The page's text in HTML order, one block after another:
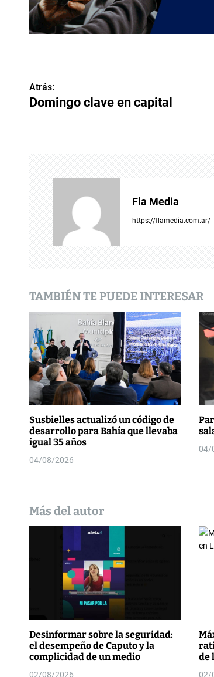
N
a
d
e
e
n
t
r
a
d
s
Atrás:
Domingo clave en capital
Fla Media
https://flamedia.com.ar/
TAMBIÉN TE PUEDE INTERESAR
Susbielles actualizó un código de
desarrollo para Bahía que llevaba
igual 35 años
04/08/2026
04/
Más del autor
Desinformar sobre la seguridad:
el desempeño de Caputo y la
complicidad de un medio
02/08/2026
de
02/